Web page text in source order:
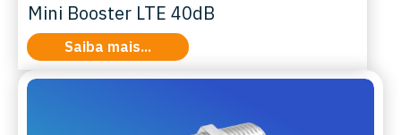
Mini Booster LTE 40dB
Saiba mais...